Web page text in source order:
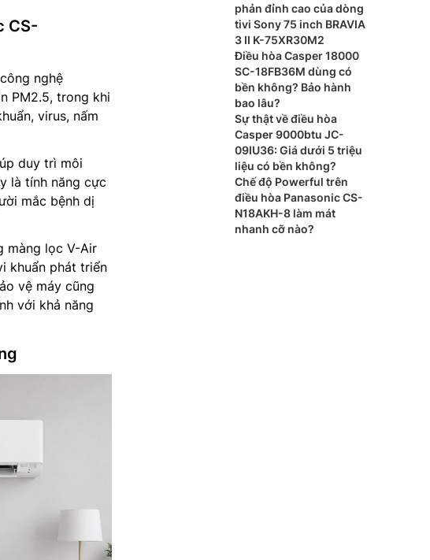
CS-
nghệ
PM2.5, trong khi
virus, nấm
duy trì môi
là tính năng cực
mắc bệnh dị
màng lọc V-Air
khuẩn phát triển
vệ máy cũng
với khả năng
phản đỉnh cao của dòng
tivi Sony 75 inch BRAVIA
3 II K-75XR30M2
Điều hòa Casper 18000
SC-18FB36M dùng có
bền không? Bảo hành
bao lâu?
Sự thật về điều hòa
Casper 9000btu JC-
09IU36: Giá dưới 5 triệu
liệu có bền không?
Chế độ Powerful trên
điều hòa Panasonic CS-
N18AKH-8 làm mát
nhanh cỡ nào?